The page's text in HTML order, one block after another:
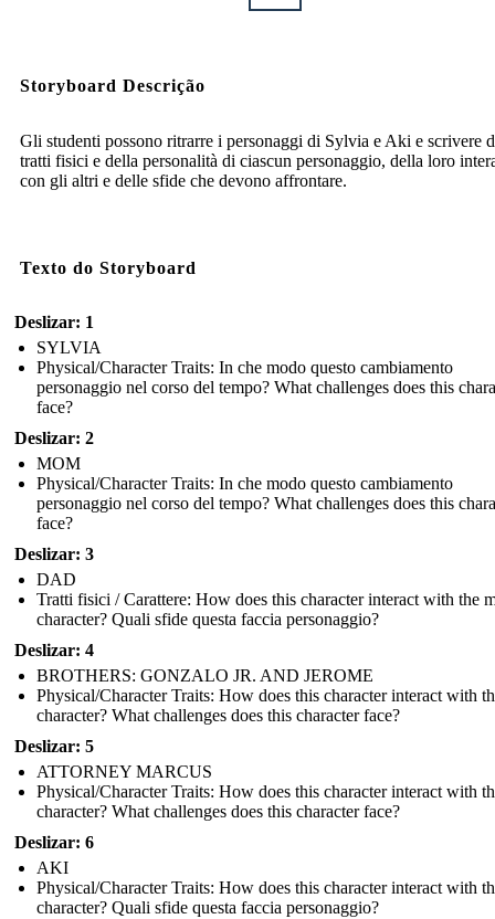
Storyboard Descrição
Gli studenti possono ritrarre i personaggi di Sylvia e Aki e scrivere
tratti fisici e della personalità di ciascun personaggio, della loro
con gli altri e delle sfide che devono affrontare.
Texto do Storyboard
Deslizar: 1
SYLVIA
Physical/Character Traits: In che modo questo cambiamento
personaggio nel corso del tempo? What challenges does this
face?
Deslizar: 2
MOM
Physical/Character Traits: In che modo questo cambiamento
personaggio nel corso del tempo? What challenges does this
face?
Deslizar: 3
DAD
Tratti fisici / Carattere: How does this character interact with the
character? Quali sfide questa faccia personaggio?
Deslizar: 4
BROTHERS: GONZALO JR. AND JEROME
Physical/Character Traits: How does this character interact with
character? What challenges does this character face?
Deslizar: 5
ATTORNEY MARCUS
Physical/Character Traits: How does this character interact with
character? What challenges does this character face?
Deslizar: 6
AKI
Physical/Character Traits: How does this character interact with
character? Quali sfide questa faccia personaggio?